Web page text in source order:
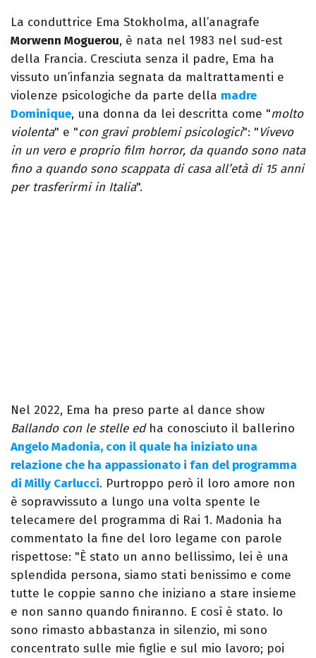
La conduttrice Ema Stokholma, all’anagrafe
Morwenn Moguerou, è nata nel 1983 nel sud-est
della Francia. Cresciuta senza il padre, Ema ha
vissuto un’infanzia segnata da maltrattamenti e
violenze psicologiche da parte della madre
Dominique, una donna da lei descritta come "molto
violenta" e "con gravi problemi psicologici": "Vivevo
in un vero e proprio film horror, da quando sono nata
fino a quando sono scappata di casa all’età di 15 anni
per trasferirmi in Italia".
Nel 2022, Ema ha preso parte al dance show
Ballando con le stelle ed ha conosciuto il ballerino
Angelo Madonia, con il quale ha iniziato una
relazione che ha appassionato i fan del programma
di Milly Carlucci. Purtroppo però il loro amore non
è sopravvissuto a lungo una volta spente le
telecamere del programma di Rai 1. Madonia ha
commentato la fine del loro legame con parole
rispettose: "È stato un anno bellissimo, lei è una
splendida persona, siamo stati benissimo e come
tutte le coppie sanno che iniziano a stare insieme
e non sanno quando finiranno. E così è stato. Io
sono rimasto abbastanza in silenzio, mi sono
concentrato sulle mie figlie e sul mio lavoro; poi